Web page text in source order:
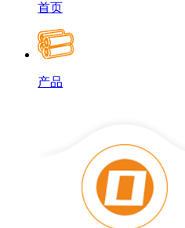
首页
产品